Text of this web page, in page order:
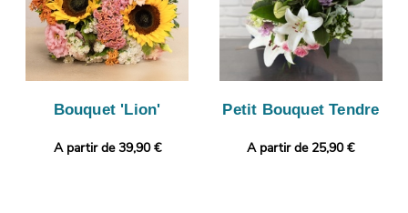
Bouquet 'Lion'
A partir de 39,90 €
Petit Bouquet Tendre
A partir de 25,90 €